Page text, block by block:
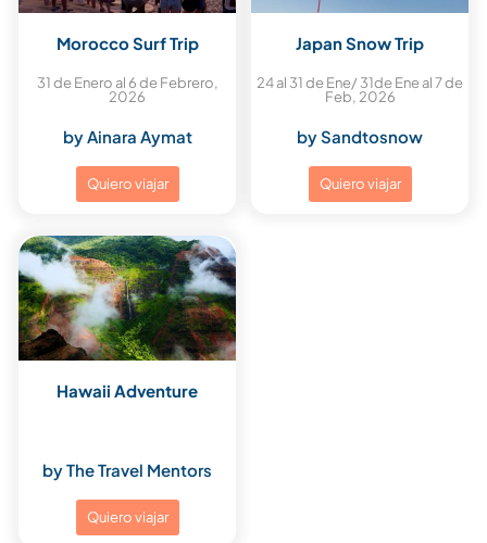
Morocco Surf Trip
31 de Enero al 6 de Febrero,
2026
by Ainara Aymat
Quiero viajar
Japan Snow Trip
24 al 31 de Ene/ 31de Ene al 7 de
Feb, 2026
by Sandtosnow
Quiero viajar
Hawaii Adventure
by The Travel Mentors
Quiero viajar